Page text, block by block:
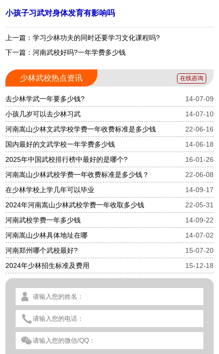
小孩子习武对身体发育有影响吗
上一篇：学习少林功夫的同时还要学习文化课程吗?
下一篇：河南武校好吗?一年学费多少钱
少林武校热点资讯 在线咨询
去少林学武一年要多少钱?
14-07-09
小孩几岁可以去少林习武
14-07-10
河南嵩山少林文武学校学费一年收费标准是多少钱
22-06-16
国内最好的文武学校一年学费多少钱
14-06-18
2025年中国武校排行榜中最好的是哪个?
16-01-26
河南嵩山少林武校学费一年收费标准是多少钱？
22-06-08
在少林学校上学几年可以毕业
14-09-17
2024年河南嵩山少林武校学费一年收取多少钱
22-05-31
河南武校学费一年多少钱
14-09-22
河南嵩山少林具体地址在哪
14-07-02
河南郑州哪个武校最好?
15-07-20
2024年少林招生标准及费用
15-12-18